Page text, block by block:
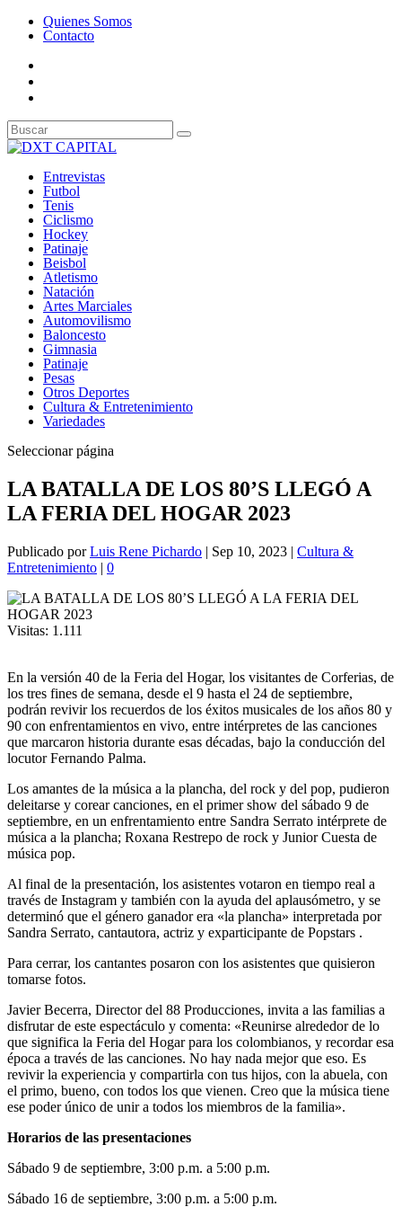
Quienes Somos
Contacto
Entrevistas
Futbol
Tenis
Ciclismo
Hockey
Patinaje
Beisbol
Atletismo
Natación
Artes Marciales
Automovilismo
Baloncesto
Gimnasia
Patinaje
Pesas
Otros Deportes
Cultura & Entretenimiento
Variedades
Seleccionar página
LA BATALLA DE LOS 80’S LLEGÓ A
LA FERIA DEL HOGAR 2023
Publicado porLuis Rene Pichardo | Sep 10, 2023 | Cultura &
Entretenimiento | 0
Visitas: 1.111
En la versión 40 de la Feria del Hogar, los visitantes de Corferias, de
los tres fines de semana, desde el 9 hasta el 24 de septiembre,
podrán revivir los recuerdos de los éxitos musicales de los años 80 y
90 con enfrentamientos en vivo, entre intérpretes de las canciones
que marcaron historia durante esas décadas, bajo la conducción del
locutor Fernando Palma.
Los amantes de la música a la plancha, del rock y del pop, pudieron
deleitarse y corear canciones, en el primer show del sábado 9 de
septiembre, en un enfrentamiento entre Sandra Serrato intérprete de
música a la plancha; Roxana Restrepo de rock y Junior Cuesta de
música pop.
Al final de la presentación, los asistentes votaron en tiempo real a
través de Instagram y también con la ayuda del aplausómetro, y se
determinó que el género ganador era «la plancha» interpretada por
Sandra Serrato, cantautora, actriz y exparticipante de Popstars .
Para cerrar, los cantantes posaron con los asistentes que quisieron
tomarse fotos.
Javier Becerra, Director del 88 Producciones, invita a las familias a
disfrutar de este espectáculo y comenta: «Reunirse alrededor de lo
que significa la Feria del Hogar para los colombianos, y recordar esa
época a través de las canciones. No hay nada mejor que eso. Es
revivir la experiencia y compartirla con tus hijos, con la abuela, con
el primo, bueno, con todos los que vienen. Creo que la música tiene
ese poder único de unir a todos los miembros de la familia».
Horarios de las presentaciones
Sábado 9 de septiembre, 3:00 p.m. a 5:00 p.m.
Sábado 16 de septiembre, 3:00 p.m. a 5:00 p.m.